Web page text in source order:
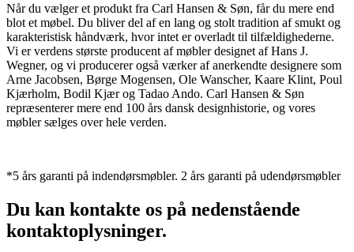
Når du vælger et produkt fra Carl Hansen & Søn, får du mere end
blot et møbel. Du bliver del af en lang og stolt tradition af smukt og
karakteristisk håndværk, hvor intet er overladt til tilfældighederne.
Vi er verdens største producent af møbler designet af Hans J.
Wegner, og vi producerer også værker af anerkendte designere som
Arne Jacobsen, Børge Mogensen, Ole Wanscher, Kaare Klint, Poul
Kjærholm, Bodil Kjær og Tadao Ando. Carl Hansen & Søn
repræsenterer mere end 100 års dansk designhistorie, og vores
møbler sælges over hele verden.
*5 års garanti på indendørsmøbler. 2 års garanti på udendørsmøbler
Du kan kontakte os på nedenstående
kontaktoplysninger.